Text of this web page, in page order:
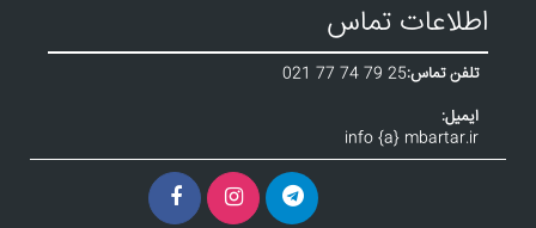
اطلاعات تماس
تلفن تماس:021 77 74 79 25
ایمیل:
info {a} mbartar.ir